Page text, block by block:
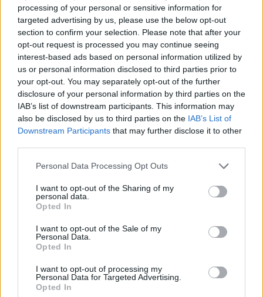
processing of your personal or sensitive information for
targeted advertising by us, please use the below opt-out
section to confirm your selection. Please note that after your
opt-out request is processed you may continue seeing
interest-based ads based on personal information utilized by
us or personal information disclosed to third parties prior to
your opt-out. You may separately opt-out of the further
disclosure of your personal information by third parties on the
IAB’s list of downstream participants. This information may
also be disclosed by us to third parties on the IAB’s List of
Downstream Participants that may further disclose it to other
Personal Data Processing Opt Outs
I want to opt-out of the Sharing of my
personal data.
Opted In
I want to opt-out of the Sale of my
Personal Data.
Opted In
I want to opt-out of processing my
Personal Data for Targeted Advertising.
Opted In
07:10
Ταϋλάνδη: Μαθητής άνοιξε πυρ μέσα σε σχολείο –
Αναφορές για νεκρούς
07:03
Υπόθεση Marfin: Ενώπιον της Δικαιοσύνης σήμερα η
46χρονη κατηγορούμενη για τη φονική επίθεση
06:57
Υψηλός και σήμερα ο κίνδυνος πυρκαγιάς στην Κρήτη
ΕΝΦΙΑ: Τα λάθη στις μεταβιβάσεις που φέρνουν
04:41
έλεγχο του σακχάρου
Το απολαυστικό βίντεο της Νατάσας Θεοδωρίδου με τη
μητέρα της